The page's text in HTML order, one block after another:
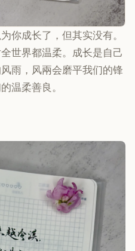
你成长了，但其实没有。
世界都温柔。成长是自己
雨，风兩会磨平我们的锋
温柔善良。